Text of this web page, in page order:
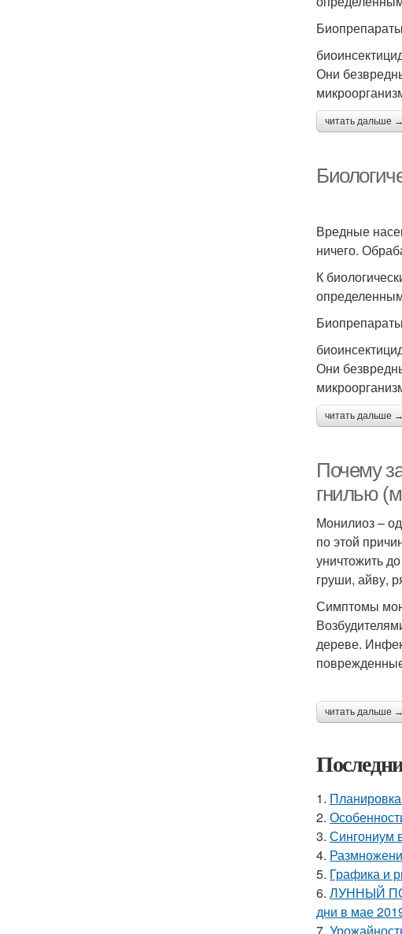
Они
читать дальше →
Вредные
ничего.
К
Они
читать дальше →
Почему
гнилью
Монилиоз –
по этой
уничтожить
груши, айву,
Симптомы
дереве.
читать дальше →
1.
2.
3. Сингониум
4.
5. Графика и
6. ЛУННЫЙ
дни в мае